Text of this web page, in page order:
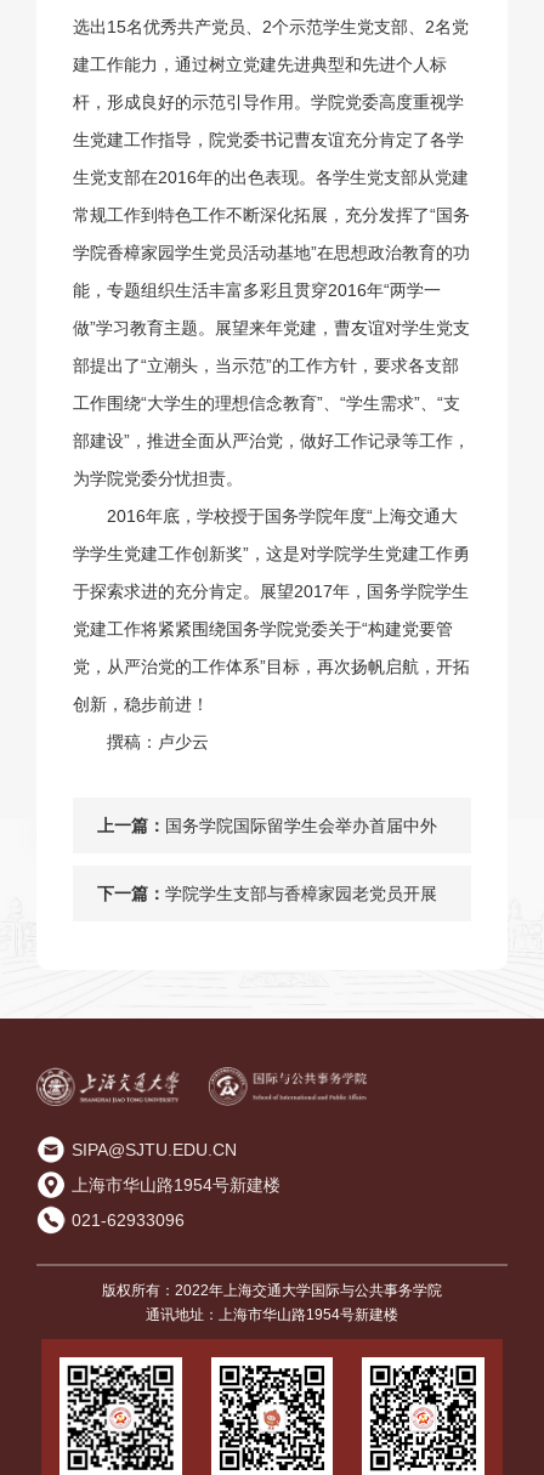
选出15名优秀共产党员、2个示范学生党支部、2名党
建工作能力，通过树立党建先进典型和先进个人标
杆，形成良好的示范引导作用。学院党委高度重视学
生党建工作指导，院党委书记曹友谊充分肯定了各学
生党支部在2016年的出色表现。各学生党支部从党建
常规工作到特色工作不断深化拓展，充分发挥了“国务
学院香樟家园学生党员活动基地”在思想政治教育的功
能，专题组织生活丰富多彩且贯穿2016年“两学一
做”学习教育主题。展望来年党建，曹友谊对学生党支
部提出了“立潮头，当示范”的工作方针，要求各支部
工作围绕“大学生的理想信念教育”、“学生需求”、“支
部建设”，推进全面从严治党，做好工作记录等工作，
为学院党委分忧担责。
2016年底，学校授于国务学院年度“上海交通大
学学生党建工作创新奖”，这是对学院学生党建工作勇
于探索求进的充分肯定。展望2017年，国务学院学生
党建工作将紧紧围绕国务学院党委关于“构建党要管
党，从严治党的工作体系”目标，再次扬帆启航，开拓
创新，稳步前进！
撰稿：卢少云
上一篇： 国务学院国际留学生会举办首届中外
学生“破冰活动”
下一篇： 学院学生支部与香樟家园老党员开展
SIPA@SJTU.EDU.CN
上海市华山路1954号新建楼
021-62933096
版权所有：2022年上海交通大学国际与公共事务学院
通讯地址：上海市华山路1954号新建楼